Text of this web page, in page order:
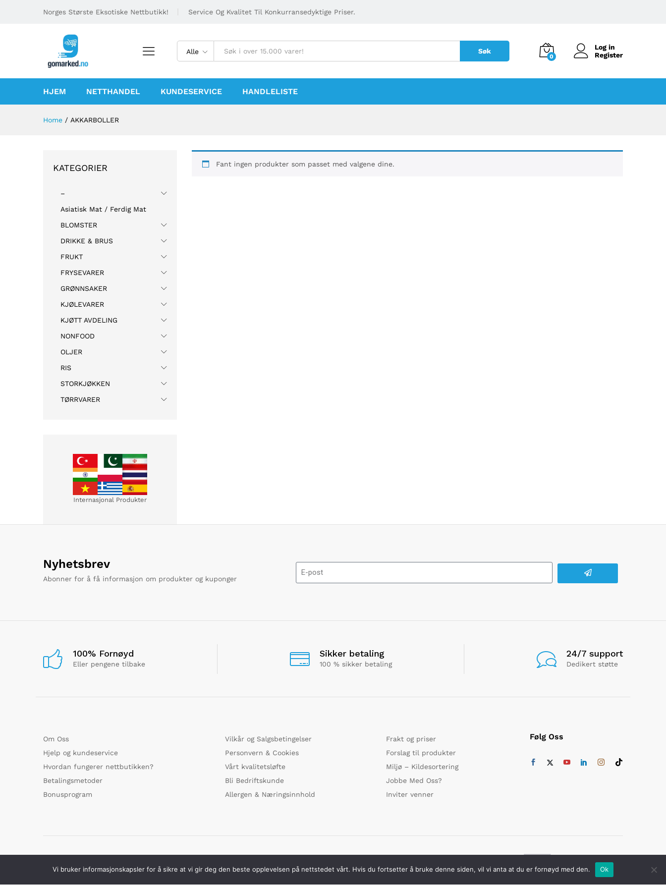
Norges Største Eksotiske Nettbutikk! Service Og Kvalitet Til Konkurransedyktige Priser.
Alle Søk
0
Log in
Register
HJEM NETTHANDEL KUNDESERVICE HANDLELISTE
Home / AKKARBOLLER
Fant ingen produkter som passet med valgene dine.
KATEGORIER
–
Asiatisk Mat / Ferdig Mat
BLOMSTER
DRIKKE & BRUS
FRUKT
FRYSEVARER
GRØNNSAKER
KJØLEVARER
KJØTT AVDELING
NONFOOD
OLJER
RIS
STORKJØKKEN
TØRRVARER
Internasjonal Produkter
Du nylig har sett
Nyhetsbrev
Abonner for å få informasjon om produkter og kuponger
100% Fornøyd
Eller pengene tilbake
Sikker betaling
100 % sikker betaling
24/7 support
Dedikert støtte
Om Oss
Hjelp og kundeservice
Hvordan fungerer nettbutikken?
Betalingsmetoder
Bonusprogram
Vilkår og Salgsbetingelser
Personvern & Cookies
Vårt kvalitetsløfte
Bli Bedriftskunde
Allergen & Næringsinnhold
Frakt og priser
Forslag til produkter
Miljø – Kildesortering
Jobbe Med Oss?
Inviter venner
Følg Oss
© GoMarked.no alle rettigheter forbeholdt Vi bruker sikker betaling med
Vi bruker informasjonskapsler for å sikre at vi gir deg den beste opplevelsen på nettstedet vårt. Hvis du fortsetter å bruke denne siden, vil vi anta at du er fornøyd med den. Ok